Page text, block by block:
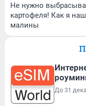
Не нужно
картофеля! Как я
малины
До 31